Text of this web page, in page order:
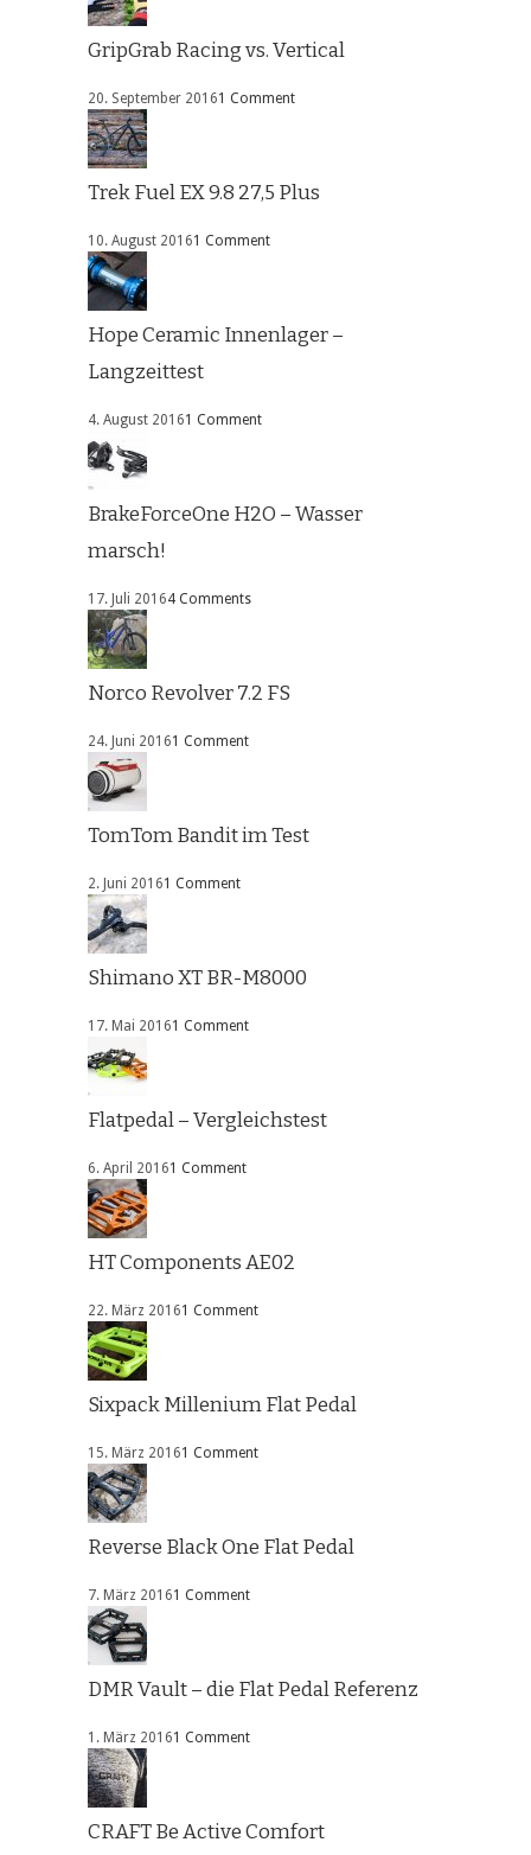
GripGrab Racing vs. Vertical
20. September 20161 Comment
Trek Fuel EX 9.8 27,5 Plus
10. August 20161 Comment
Hope Ceramic Innenlager –
Langzeittest
4. August 20161 Comment
BrakeForceOne H2O – Wasser
marsch!
17. Juli 20164 Comments
Norco Revolver 7.2 FS
24. Juni 20161 Comment
TomTom Bandit im Test
2. Juni 20161 Comment
Shimano XT BR-M8000
17. Mai 20161 Comment
Flatpedal – Vergleichstest
6. April 20161 Comment
HT Components AE02
22. März 20161 Comment
Sixpack Millenium Flat Pedal
15. März 20161 Comment
Reverse Black One Flat Pedal
7. März 20161 Comment
DMR Vault – die Flat Pedal Referenz
1. März 20161 Comment
CRAFT Be Active Comfort